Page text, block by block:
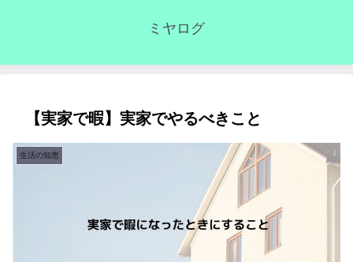
ミヤログ
【実家で暇】実家でやるべきこと
生活の知恵